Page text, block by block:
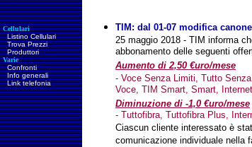
Cellulari
Listino Cellulari
Trova Prezzi
Produttori
Varie
Confronti
Info generali
Link telefonia
TIM: dal 01-07 modifica
25 maggio 2018 - TIM informa
abbonamento delle seguenti
Aumento di 2,50 €uro/mese
- Voce Senza Limiti, Tutto
Voce, TIM Smart, Smart,
Diminuzione di -1,0 €uro/mese
- Tuttofibra, Tuttofibra Plus,
Ciascun cliente interessato è
comunicazione individuale nella